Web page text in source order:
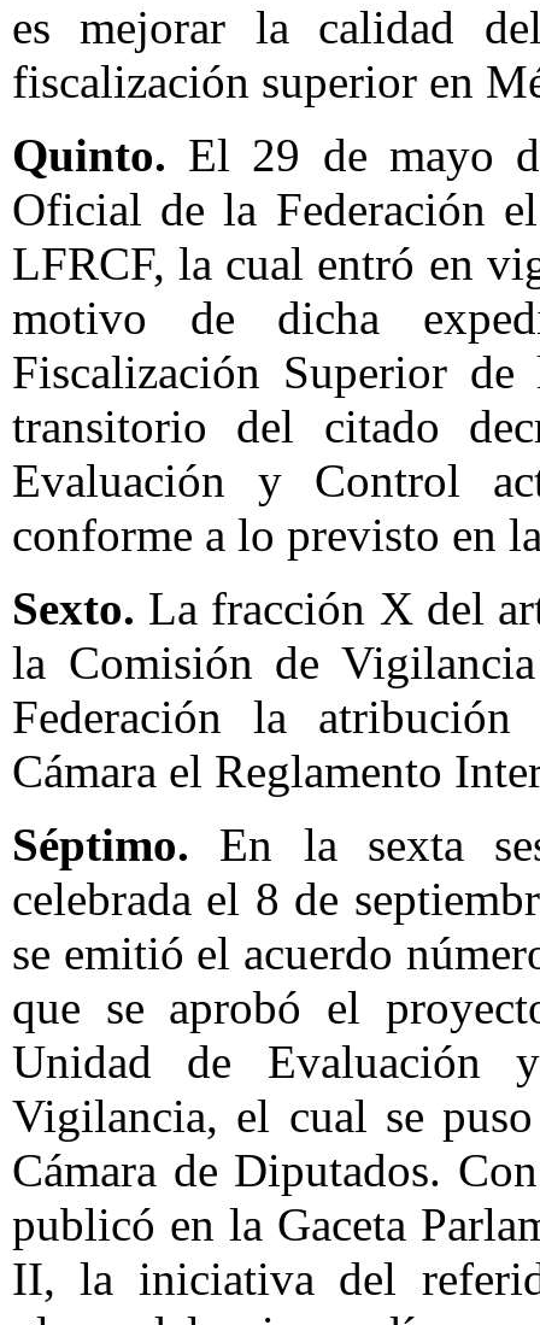
es mejorar la calidad
fiscalización superior en
Quinto. El 29 de mayo
Oficial de la Federación
LFRCF, la cual entró en
motivo de dicha
Fiscalización Superior
transitorio del citado
Evaluación y Control
conforme a lo previsto en
Sexto. La fracción X del
la Comisión de
Federación la
Cámara el Reglamento
Séptimo. En la sexta
celebrada el 8 de
se emitió el acuerdo
que se aprobó el
Unidad de Evaluación
Vigilancia, el cual se
Cámara de Diputados.
publicó en la Gaceta
II, la iniciativa del